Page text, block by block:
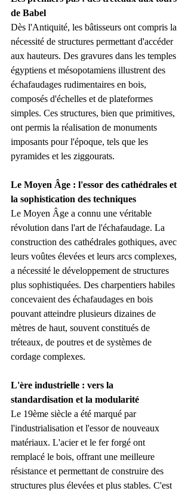
de Babel
Dès l'Antiquité, les bâtisseurs ont compris la
nécessité de structures permettant d'accéder
aux hauteurs. Des gravures dans les temples
égyptiens et mésopotamiens illustrent des
échafaudages rudimentaires en bois,
composés d'échelles et de plateformes
simples. Ces structures, bien que primitives,
ont permis la réalisation de monuments
imposants pour l'époque, tels que les
pyramides et les ziggourats.
Le Moyen Âge : l'essor des cathédrales et
la sophistication des techniques
Le Moyen Âge a connu une véritable
révolution dans l'art de l'échafaudage. La
construction des cathédrales gothiques, avec
leurs voûtes élevées et leurs arcs complexes,
a nécessité le développement de structures
plus sophistiquées. Des charpentiers habiles
concevaient des échafaudages en bois
pouvant atteindre plusieurs dizaines de
mètres de haut, souvent constitués de
tréteaux, de poutres et de systèmes de
cordage complexes.
L'ère industrielle : vers la
standardisation et la modularité
Le 19ème siècle a été marqué par
l'industrialisation et l'essor de nouveaux
matériaux. L'acier et le fer forgé ont
remplacé le bois, offrant une meilleure
résistance et permettant de construire des
structures plus élevées et plus stables. C'est